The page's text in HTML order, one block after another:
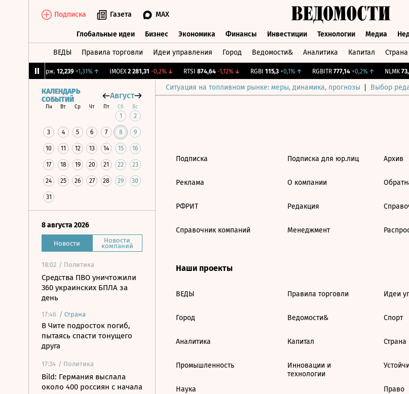
Подписка Газета MAX
Глобальные идеи Бизнес Экономика Финансы Инвестиции Технологии Медиа
ВЕДЫ Правила торговли Идеи управления Город Ведомости& Аналитика Капитал Страна
CNY Бирж. 12,239 +1,31%↑ IMOEX 2 281,31 -0,2%↓ RTSI 874,64 -1,12%↓ RGBI 115,3 +0,1%↑ RGBITR 777,14 +0,2%↑ NLMK
Ситуация на топливном рынке: меры, динамика, прогнозы Выбор
КАЛЕНДАРЬ
СОБЫТИЙ
Август
Пн Вт Ср Чт Пт Сб Вс
1 2
3 4 5 6 7 8 9
10 11 12 13 14 15 16
17 18 19 20 21 22 23
24 25 26 27 28 29 30
31
8 августа 2026
Новости Новости
компаний
18:02 / Политика
Средства ПВО уничтожили
360 украинских БПЛА за
день
17:46 / Страна
В Чите подросток погиб,
пытаясь спасти тонущего
друга
17:34 / Политика
Bild: Германия выслала
около 400 россиян с начала
Подписка
Реклама
РФРИТ
Справочник компаний
Подписка для юр.лиц
О компании
Редакция
Менеджмент
Архив
Наши проекты
ВЕДЫ
Город
Аналитика
Промышленность
Наука
Правила торговли
Ведомости&
Капитал
Инновации и
технологии
Идеи
Спорт
Страна
Право